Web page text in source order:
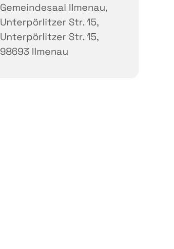
Gemeindesaal Ilmenau,
Unterpörlitzer Str. 15,
Unterpörlitzer Str. 15,
98693 Ilmenau